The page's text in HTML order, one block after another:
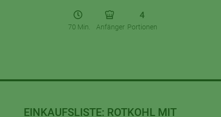
70 Min. Anfänger
4
Portionen
EINKAUFSLISTE: ROTKOHL MIT